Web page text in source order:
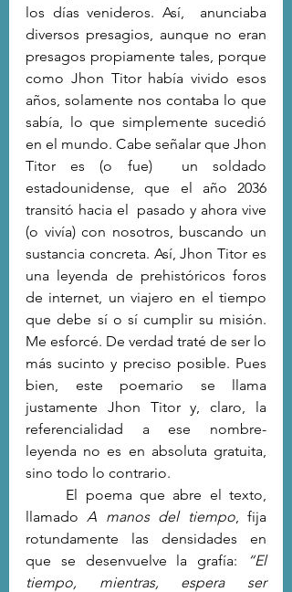
los días venideros. Así,  anunciaba
diversos presagios, aunque no eran
presagos propiamente tales, porque
como Jhon Titor había vivido esos
años, solamente nos contaba lo que
sabía, lo que simplemente sucedió
en el mundo. Cabe señalar que Jhon
Titor es (o fue)  un soldado
estadounidense, que el año 2036
transitó hacia el  pasado y ahora vive
(o vivía) con nosotros, buscando un
sustancia concreta. Así, Jhon Titor es
una leyenda de prehistóricos foros
de internet, un viajero en el tiempo
que debe sí o sí cumplir su misión.
Me esforcé. De verdad traté de ser lo
más sucinto y preciso posible. Pues
bien, este poemario se llama
justamente Jhon Titor y, claro, la
referencialidad a ese nombre-
leyenda no es en absoluta gratuita,
sino todo lo contrario.
llamado A manos del tiempo, fija
rotundamente las densidades en
que se desenvuelve la grafía:
“El
tiempo, mientras, espera ser